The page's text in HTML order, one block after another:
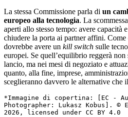
La stessa Commissione parla di un
europeo alla tecnologia. La
aperti allo stesso tempo: avere capacità
chiudere la porta ai partner affini.
dovrebbe avere un kill switch sulle
europei. Se quell’equilibrio reggerà
lancio, ma nei mesi di negoziato e
quanto, alla fine, imprese,
sceglieranno davvero le alternative che
*Immagine di copertina: [EC -
Photographer: Lukasz Kobus]. ©
2026, licensed under CC BY 4.0